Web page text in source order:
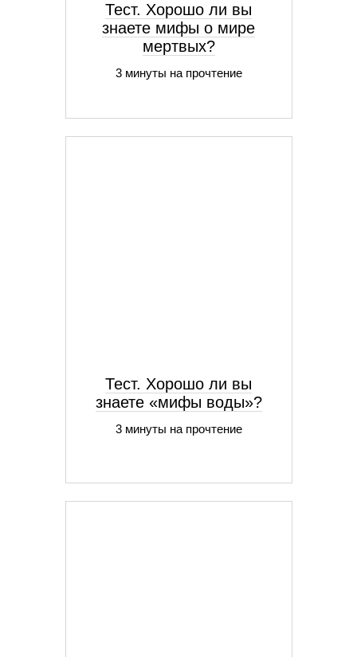
Тест. Хорошо ли вы
знаете мифы о мире
мертвых?
3 минуты на прочтение
Тест. Хорошо ли вы
знаете «мифы воды»?
3 минуты на прочтение